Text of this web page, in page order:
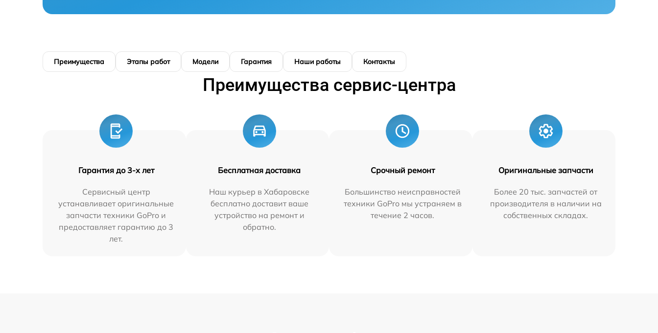
Преимущества Этапы работ Модели Гарантия Наши работы Контакты
Преимущества сервис-центра
Гарантия до 3-х лет
Сервисный центр
устанавливает оригинальные
запчасти техники GoPro и
предоставляет гарантию до 3
лет.
Бесплатная доставка
Наш курьер в Хабаровске
бесплатно доставит ваше
устройство на ремонт и
обратно.
Срочный ремонт
Большинство неисправностей
техники GoPro мы устраняем в
течение 2 часов.
Оригинальные запчасти
Более 20 тыс. запчастей от
производителя в наличии на
собственных складах.